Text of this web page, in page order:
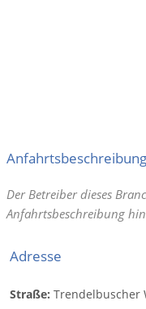
Anfahrtsbeschreibung
Der Betreiber dieses
Anfahrtsbeschreibung
Adresse
Straße: Trendelbuscher